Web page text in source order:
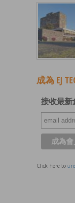
成為 EJ
接收最新
Click here to